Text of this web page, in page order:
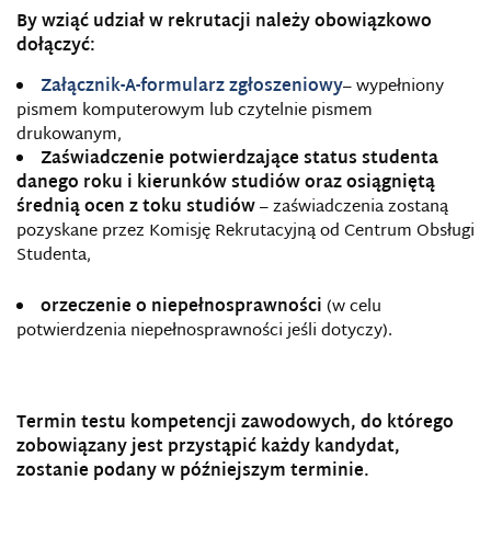
By wziąć udział w rekrutacji należy obowiązkowo
dołączyć:
Załącznik-A-formularz zgłoszeniowy– wypełniony
pismem komputerowym lub czytelnie pismem
drukowanym,
Zaświadczenie potwierdzające status studenta
danego roku i kierunków studiów oraz osiągniętą
średnią ocen z toku studiów– zaświadczenia zostaną
pozyskane przez Komisję Rekrutacyjną od Centrum Obsługi
Studenta,
orzeczenie o niepełnosprawności(w celu
potwierdzenia niepełnosprawności jeśli dotyczy).
Termin testu kompetencji zawodowych, do którego
zobowiązany jest przystąpić każdy kandydat,
zostanie podany w późniejszym terminie.